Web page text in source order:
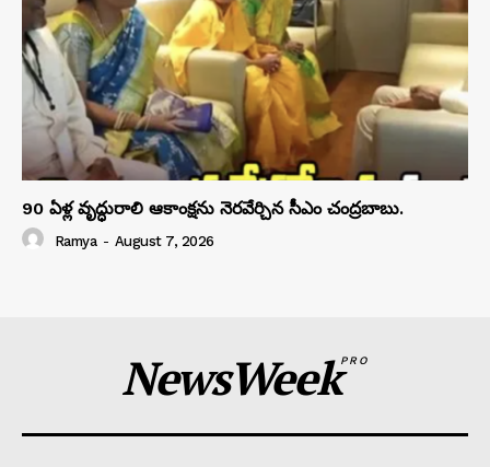
90 ఏళ్ల వృద్ధురాలి ఆకాంక్షను నెరవేర్చిన సీఎం చంద్రబాబు.
Ramya - August 7, 2026
NewsWeekPRO